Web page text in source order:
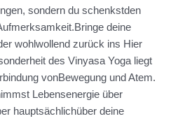
sondern du schenkstden
deine
wohlwollend zurück ins Hier
des Vinyasa Yoga liegt
vonBewegung und Atem.
Lebensenergie über
hauptsächlichüber deine